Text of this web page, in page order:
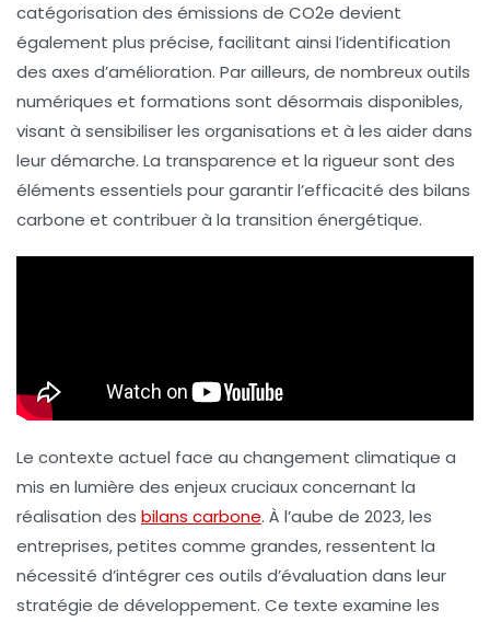
catégorisation des émissions de CO2e devient
également plus précise, facilitant ainsi l’identification
des axes d’amélioration. Par ailleurs, de nombreux outils
numériques et formations sont désormais disponibles,
visant à sensibiliser les organisations et à les aider dans
leur démarche. La transparence et la rigueur sont des
éléments essentiels pour garantir l’efficacité des bilans
carbone et contribuer à la transition énergétique.
Le contexte actuel face au changement climatique a
mis en lumière des enjeux cruciaux concernant la
réalisation des bilans carbone. À l’aube de 2023, les
entreprises, petites comme grandes, ressentent la
nécessité d’intégrer ces outils d’évaluation dans leur
stratégie de développement. Ce texte examine les